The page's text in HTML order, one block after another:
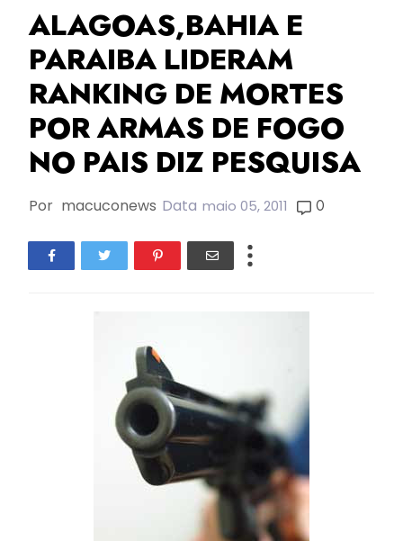
ALAGOAS,BAHIA E
PARAIBA LIDERAM
RANKING DE MORTES
POR ARMAS DE FOGO
NO PAIS DIZ PESQUISA
Por macuconews Data maio 05, 2011 0